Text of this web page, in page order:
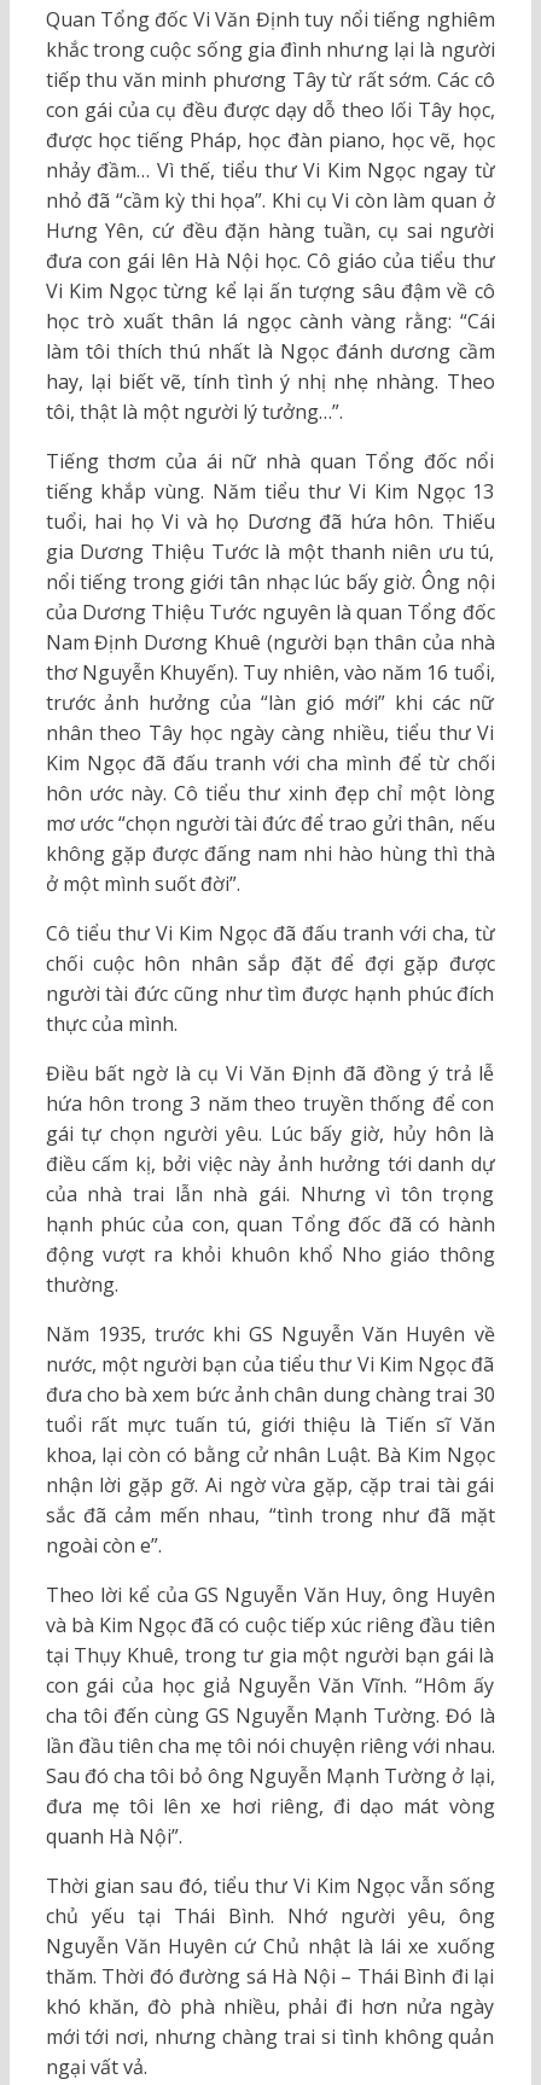
Quan Tổng đốc Vi Văn Định tuy nổi tiếng nghiêm
khắc trong cuộc sống gia đình nhưng lại là người
tiếp thu văn minh phương Tây từ rất sớm. Các cô
con gái của cụ đều được dạy dỗ theo lối Tây học,
được học tiếng Pháp, học đàn piano, học vẽ, học
nhảy đầm… Vì thế, tiểu thư Vi Kim Ngọc ngay từ
nhỏ đã “cầm kỳ thi họa”. Khi cụ Vi còn làm quan ở
Hưng Yên, cứ đều đặn hàng tuần, cụ sai người
đưa con gái lên Hà Nội học. Cô giáo của tiểu thư
Vi Kim Ngọc từng kể lại ấn tượng sâu đậm về cô
học trò xuất thân lá ngọc cành vàng rằng: “Cái
làm tôi thích thú nhất là Ngọc đánh dương cầm
hay, lại biết vẽ, tính tình ý nhị nhẹ nhàng. Theo
tôi, thật là một người lý tưởng…”.
Tiếng thơm của ái nữ nhà quan Tổng đốc nổi
tiếng khắp vùng. Năm tiểu thư Vi Kim Ngọc 13
tuổi, hai họ Vi và họ Dương đã hứa hôn. Thiếu
gia Dương Thiệu Tước là một thanh niên ưu tú,
nổi tiếng trong giới tân nhạc lúc bấy giờ. Ông nội
của Dương Thiệu Tước nguyên là quan Tổng đốc
Nam Định Dương Khuê (người bạn thân của nhà
thơ Nguyễn Khuyến). Tuy nhiên, vào năm 16 tuổi,
trước ảnh hưởng của “làn gió mới” khi các nữ
nhân theo Tây học ngày càng nhiều, tiểu thư Vi
Kim Ngọc đã đấu tranh với cha mình để từ chối
hôn ước này. Cô tiểu thư xinh đẹp chỉ một lòng
mơ ước “chọn người tài đức để trao gửi thân, nếu
không gặp được đấng nam nhi hào hùng thì thà
ở một mình suốt đời”.
Cô tiểu thư Vi Kim Ngọc đã đấu tranh với cha, từ
chối cuộc hôn nhân sắp đặt để đợi gặp được
người tài đức cũng như tìm được hạnh phúc đích
thực của mình.
Điều bất ngờ là cụ Vi Văn Định đã đồng ý trả lễ
hứa hôn trong 3 năm theo truyền thống để con
gái tự chọn người yêu. Lúc bấy giờ, hủy hôn là
điều cấm kị, bởi việc này ảnh hưởng tới danh dự
của nhà trai lẫn nhà gái. Nhưng vì tôn trọng
hạnh phúc của con, quan Tổng đốc đã có hành
động vượt ra khỏi khuôn khổ Nho giáo thông
thường.
Năm 1935, trước khi GS Nguyễn Văn Huyên về
nước, một người bạn của tiểu thư Vi Kim Ngọc đã
đưa cho bà xem bức ảnh chân dung chàng trai 30
tuổi rất mực tuấn tú, giới thiệu là Tiến sĩ Văn
khoa, lại còn có bằng cử nhân Luật. Bà Kim Ngọc
nhận lời gặp gỡ. Ai ngờ vừa gặp, cặp trai tài gái
sắc đã cảm mến nhau, “tình trong như đã mặt
ngoài còn e”.
Theo lời kể của GS Nguyễn Văn Huy, ông Huyên
và bà Kim Ngọc đã có cuộc tiếp xúc riêng đầu tiên
tại Thụy Khuê, trong tư gia một người bạn gái là
con gái của học giả Nguyễn Văn Vĩnh. “Hôm ấy
cha tôi đến cùng GS Nguyễn Mạnh Tường. Đó là
lần đầu tiên cha mẹ tôi nói chuyện riêng với nhau.
Sau đó cha tôi bỏ ông Nguyễn Mạnh Tường ở lại,
đưa mẹ tôi lên xe hơi riêng, đi dạo mát vòng
quanh Hà Nội”.
Thời gian sau đó, tiểu thư Vi Kim Ngọc vẫn sống
chủ yếu tại Thái Bình. Nhớ người yêu, ông
Nguyễn Văn Huyên cứ Chủ nhật là lái xe xuống
thăm. Thời đó đường sá Hà Nội – Thái Bình đi lại
khó khăn, đò phà nhiều, phải đi hơn nửa ngày
mới tới nơi, nhưng chàng trai si tình không quản
ngại vất vả.